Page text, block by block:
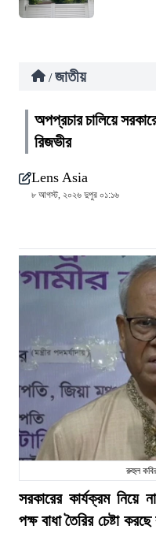
/ জাতীয়
অপপ্রচার চালিয়ে
রিজভীর
Lens Asia
৮ আগস্ট, ২০২৬ দুপুর ০১:১৬
রুহুল
সরকারের কার্যক্রম নিয়ে
পক্ষ বাধা তৈরির চেষ্টা